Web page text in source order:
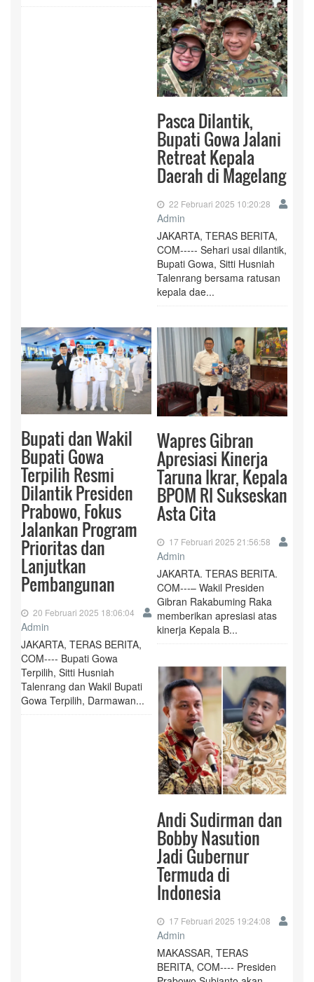
Pasca Dilantik,
Bupati Gowa Jalani
Retreat Kepala
Daerah di Magelang
22 Februari 2025 10:20:28
Admin
JAKARTA, TERAS BERITA,
COM----- Sehari usai dilantik,
Bupati Gowa, Sitti Husniah
Talenrang bersama ratusan
kepala dae...
Bupati dan Wakil
Bupati Gowa
Terpilih Resmi
Dilantik Presiden
Prabowo, Fokus
Jalankan Program
Prioritas dan
Lanjutkan
Pembangunan
20 Februari 2025 18:06:04
Admin
JAKARTA, TERAS BERITA,
COM---- Bupati Gowa
Terpilih, Sitti Husniah
Talenrang dan Wakil Bupati
Gowa Terpilih, Darmawan...
Wapres Gibran
Apresiasi Kinerja
Taruna Ikrar, Kepala
BPOM RI Sukseskan
Asta Cita
17 Februari 2025 21:56:58
Admin
JAKARTA. TERAS BERITA.
COM---– Wakil Presiden
Gibran Rakabuming Raka
memberikan apresiasi atas
kinerja Kepala B...
Andi Sudirman dan
Bobby Nasution
Jadi Gubernur
Termuda di
Indonesia
17 Februari 2025 19:24:08
Admin
MAKASSAR, TERAS
BERITA, COM--‐- Presiden